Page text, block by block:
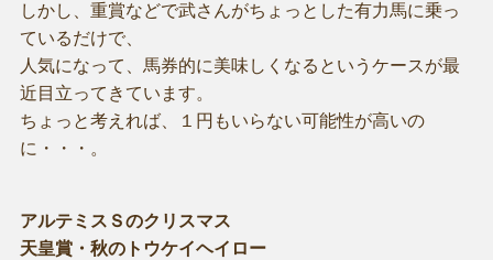
しかし、重賞などで武さんがちょっとした有力馬に乗っ
ているだけで、
人気になって、馬券的に美味しくなるというケースが最
近目立ってきています。
ちょっと考えれば、１円もいらない可能性が高いの
に・・・。
アルテミスＳのクリスマス
天皇賞・秋のトウケイヘイロー